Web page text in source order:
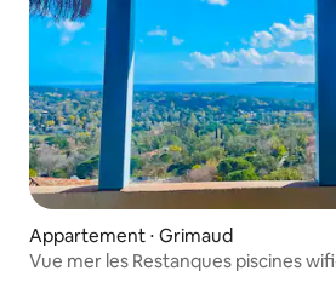
Appartement ⋅ Grimaud
Vue mer les Restanques piscines